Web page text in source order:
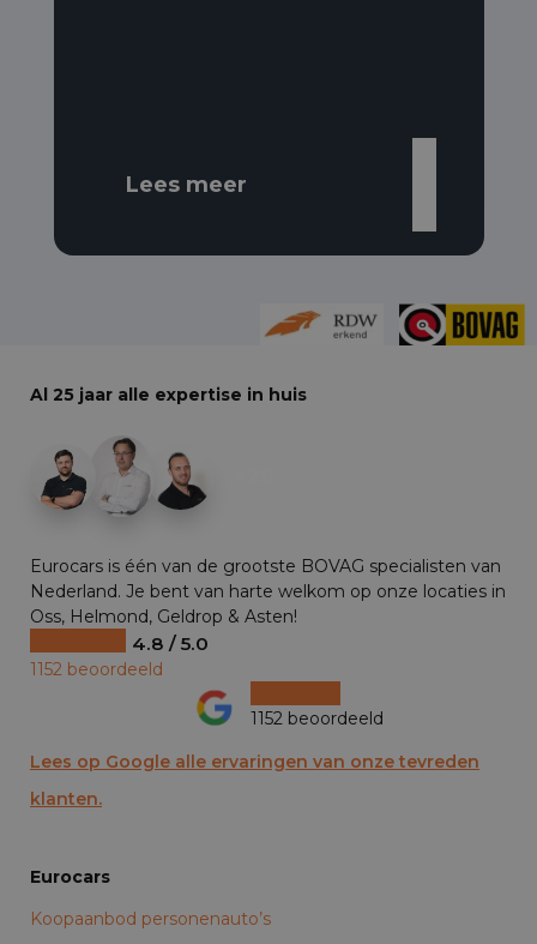
Lees meer
Al 25 jaar alle expertise in huis
Eurocars is één van de grootste BOVAG specialisten van
Nederland. Je bent van harte welkom op onze locaties in
Oss, Helmond, Geldrop & Asten!
4.8 / 5.0
1152 beoordeeld
1152 beoordeeld
Lees op Google alle ervaringen van onze tevreden
klanten.
Eurocars
Koopaanbod personenauto’s